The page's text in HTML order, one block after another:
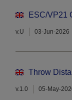
ESC/VP21
v.U 03-Jun-2026
Throw
v.1.0 05-May-